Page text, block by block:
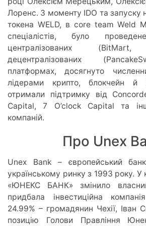
Лоренс. З моменту IDO та запуску
токена WELD, в core team Weld
спеціалістів, було
централізованих
децентралізованих
платформах, досягнуто
лідерами крипто, блокчейн й
отримали підтримку від
Capital, 7 O’clock Capital та
компаній.
Про Unex
Unex Bank – європейський
українському ринку з 1993 року. У
«ЮНЕКС БАНК» змінило
придбала інвестиційна
24.99% – громадянин Чехії, Іван
позицію Голови Правління